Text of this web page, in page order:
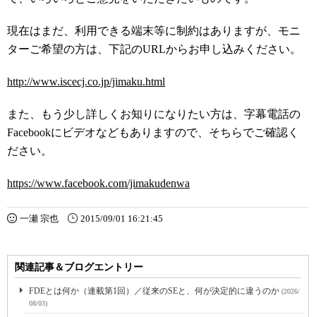
現在はまだ、利用できる端末等に制約はありますが、モニ
ターご希望の方は、下記のURLからお申し込みください。
http://www.iscecj.co.jp/jimaku.html
また、もう少し詳しくお知りになりたい方は、字幕電話の
Facebookにビデオなどもありますので、そちらでご確認く
ださい。
https://www.facebook.com/jimakudenwa
一瀬 宗也 2015/09/01 16:21:45
関連記事＆ブログエントリー
FDEとは何か（連載第1回）／従来のSEと、何が決定的に違うのか (2026/
08/03)